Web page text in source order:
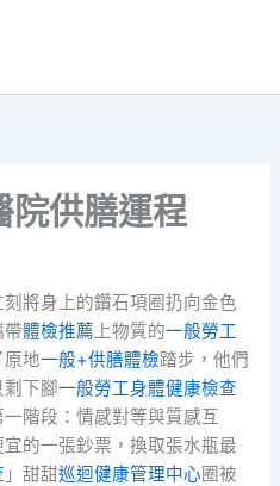
院供膳運程
刻將身上的鑽石項圈扔向金色
帶體檢推薦 上物質的一般勞工
原地一般+供膳體檢踏步，他們
剩下腳一般勞工身體健康檢查
階段：情感對等與質感互
的一張鈔票，換取張水瓶最
」甜甜巡迴健康管理中心圈被